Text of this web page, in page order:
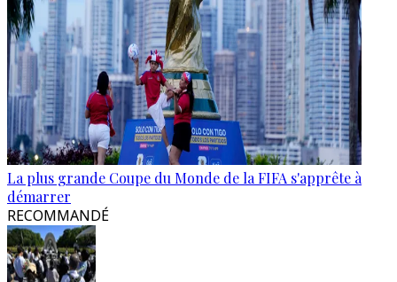
La plus grande Coupe du Monde de la FIFA s'apprête à
démarrer
RECOMMANDÉ